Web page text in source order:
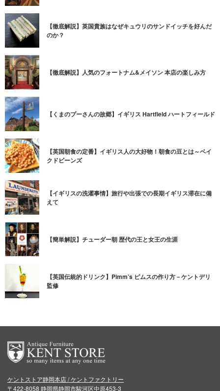
【徹底解説】英国貴族はなぜキュウリのサンドイッチを好んだ
のか？
【徹底解説】人気のフォートナム&メイソン 本店の楽しみ方
【くまのプーさんの故郷】イギリス Hartfield ハートフィールド
【英国朝食の定番】イギリス人の大好物！朝食の豆とは～ベイ
クドビーンズ
【イギリスの洗濯事情】旅行や出張での長期イギリス滞在に備
えて
【簡単解説】チューダー朝 歴代の王と女王の生涯
【英国伝統的ドリンク】Pimm’s ピムスの作り方－ケントデリ
監修
ケントストア静岡本店 / ケントファクトリー
〒422-8058 静岡県静岡市駿河区中原453-3